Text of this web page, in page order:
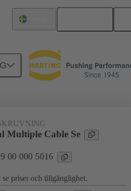
09 00 000 5016
Multiple Cable Se
00 000 5016
priser och tillgänglighet.